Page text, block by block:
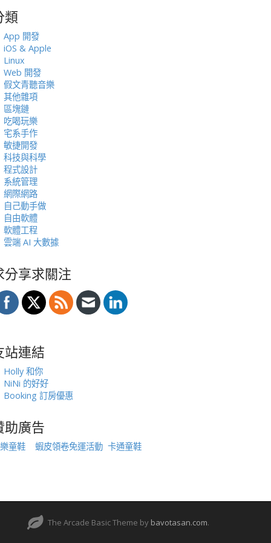
類
App 開發
iOS & Apple
Linux
Web 開發
假文青聽音樂
其他雜項
區塊鏈
吃喝玩樂
宅系手作
敏捷開發
科技與科學
程式設計
系統管理
網際網路
自己動手做
自由軟體
軟體工程
雲端 AI 大數據
分享求關注
站連結
Holly 和你
NiNi 的好好
Booking 訂房優惠
助廣告
童鞋 蝦皮領卷免運活動 卡通童鞋
The Arcade Basic Theme by bavotasan.com.